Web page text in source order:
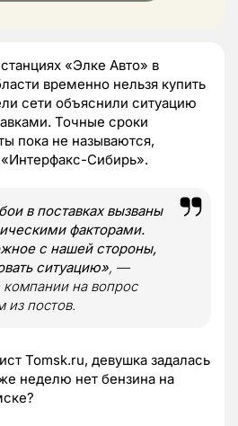
«Элке Авто» в
временно нельзя купить
сети объяснили ситуацию
Точные сроки
пока не называются,
«Интерфакс-Сибирь».
в поставках вызваны
факторами.
с нашей стороны,
ситуацию», —
компании на вопрос
из постов.
Tomsk.ru, девушка задалась
неделю нет бензина на